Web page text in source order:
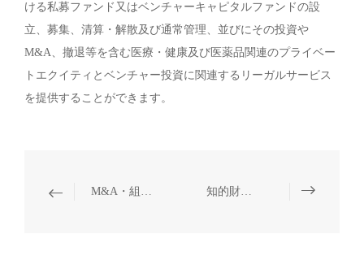
ける私募ファンド又はベンチャーキャピタルファンドの設
立、募集、清算・解散及び通常管理、並びにその投資や
M&A、撤退等を含む医療・健康及び医薬品関連のプライベー
トエクイティとベンチャー投資に関連するリーガルサービス
を提供することができます。
M&A・組織再編 知的財産権保護